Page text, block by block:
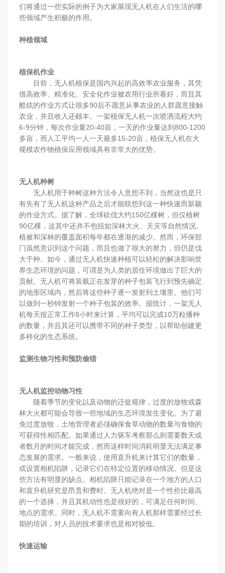
们将通过一些实际的例子为大家展现无人机在人们生活的哪
些领域产生积极的作用。
种植领域
植保机作业
目前，无人机植保是国内兴起的高效率农业服务，其凭
借高效率、精准化、安全化作业被农用行业所看好，而且其
酷炫的作业方式让很多90后不愿意从事农业的人群愿意接触
农业，并且收入还颇丰。一架植保无人机一次喷洒流程大约
6-9分钟，每次作业量20-40亩，一天的作业量达到800-1200
多亩，而人工平均一人一天最多15-20亩，植保无人机在大
规模农作物植保应用领域具有非常大的优势。
无人机种树
无人机用于种树这种方法令人意想不到，当然这也是只
有先有了无人机这种产品之后才能联想到这一种快速而新颖
的作业方式。据了解，全球砍伐大约150亿棵树，但仅植树
90亿棵，这其中还并不包括如深林大火、天灾等自然情况。
植被和深林的覆盖面积每年都在逐渐的减少。然而，环保部
门虽然意识到这个问题，而且也做了很大的努力，但仍是伐
大于种。如今，通过无人机快速种植可以轻松的解决影响世
界生态环境的问题，可谓是为人类的居住环境做出了巨大的
贡献。无人机可将装载正在发芽的种子包装飞行到预先确定
的地形区域内，然后将这些种子逐一发射到土壤里。他们可
以做到一秒钟发射一个种子包装的效率。据统计，一架无人
机每天按正常工作8小时来计算，平均可以完成10万粒播种
的数量，并且其还可以携带不同的种子类型，以帮助创建更
多样化的生态系统。
监测生物习性和预防偷猎
无人机监控动物习性
随着季节的变化以及动物的迁徙规律，过度的放牧或森
林大火都可能会导致一些地域的生态环境发生变化。为了避
免过度放牧，土地管理者必须确保食草动物的数量与食物的
可获得性相匹配。如果通过人力驱车考察那么则需要数天或
者数月的时间才能完成，然而这样时间消耗明显无法满足事
态发展的需求。一般来说，使用直升机来计算它们的数量，
或设置相机陷阱，记录它们在特定位置的移动情况。但是这
些方法有明显的缺点。相机陷阱只能记录在一个地方的人口
和直升机研究是昂贵和费时。无人机绝对是一个性价比最高
的一个选择，并且其机动性也是很好的，可满足任何时间、
地点的需求。同时，无人机不需要向有人机那样需要经过长
期的培训，对人员的技术要求也是相对较低。
快速运输